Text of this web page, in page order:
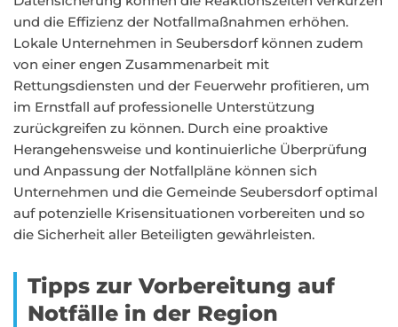
und die Effizienz der Notfallmaßnahmen erhöhen.
Lokale Unternehmen in Seubersdorf können zudem
von einer engen Zusammenarbeit mit
Rettungsdiensten und der Feuerwehr profitieren, um
im Ernstfall auf professionelle Unterstützung
zurückgreifen zu können. Durch eine proaktive
Herangehensweise und kontinuierliche Überprüfung
und Anpassung der Notfallpläne können sich
Unternehmen und die Gemeinde Seubersdorf optimal
auf potenzielle Krisensituationen vorbereiten und so
die Sicherheit aller Beteiligten gewährleisten.
Tipps zur Vorbereitung auf
Notfälle in der Region